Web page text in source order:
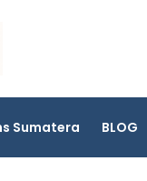
Sumatera BLOG